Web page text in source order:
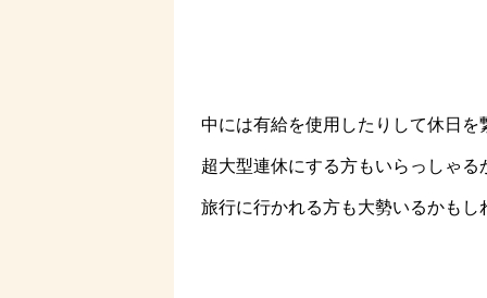
中には有給を使用したりして休日を
超大型連休にする方もいらっしゃる
旅行に行かれる方も大勢いるかもし